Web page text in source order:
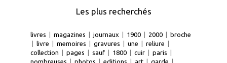
Les plus recherchés
livres | magazines | journaux | 1900 | 2000 | broche
| livre | memoires | gravures | une | reliure |
collection | pages | sauf | 1800 | cuir | paris |
nombreuses | photos | editions | art | garde |